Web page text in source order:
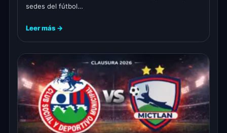
sedes del fútbol…
Leer más →